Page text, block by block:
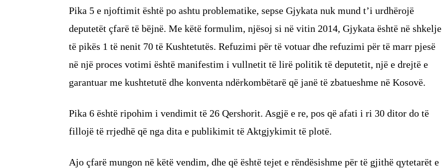
Pika 5 e njoftimit është po ashtu problematike, sepse Gjykata nuk mund t’i urdhërojë
deputetët çfarë të bëjnë. Me këtë formulim, njësoj si në vitin 2014, Gjykata është në shkelje
të pikës 1 të nenit 70 të Kushtetutës. Refuzimi për të votuar dhe refuzimi për të marr pjesë
në një proces votimi është manifestim i vullnetit të lirë politik të deputetit, një e drejtë e
garantuar me kushtetutë dhe konventa ndërkombëtarë që janë të zbatueshme në Kosovë.
Pika 6 është ripohim i vendimit të 26 Qershorit. Asgjë e re, pos që afati i ri 30 ditor do të
fillojë të rrjedhë që nga dita e publikimit të Aktgjykimit të plotë.
Ajo çfarë mungon në këtë vendim, dhe që është tejet e rëndësishme për të gjithë qytetarët e